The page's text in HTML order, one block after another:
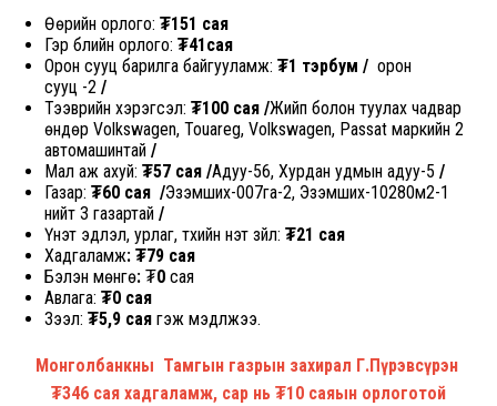
Өөрийн орлого: ₮151 сая
Гэр бүлийн орлого: ₮41сая
Орон сууц барилга байгууламж: ₮1 тэрбум / орон
сууц -2 /
Тээврийн хэрэгсэл: ₮100 сая /Жийп болон туулах чадвар
өндөр Volkswagen, Touareg, Volkswagen, Passat маркийн 2
автомашинтай /
Мал аж ахуй: ₮57 сая /Адуу-56, Хурдан удмын адуу-5 /
Газар: ₮60 сая /Эзэмших-007га-2, Эзэмших-10280м2-1
нийт 3 газартай /
Үнэт эдлэл, урлаг, түүхийн үнэт зүйл: ₮21 сая
Хадгаламж: ₮79 сая
Бэлэн мөнгө: ₮0 сая
Авлага: ₮0 сая
Зээл: ₮5,9 сая гэж мэдүүлжээ.
Монголбанкны Тамгын газрын захирал Г.Пүрэвсүрэн
₮346 сая хадгаламж, сар нь ₮10 саяын орлоготой